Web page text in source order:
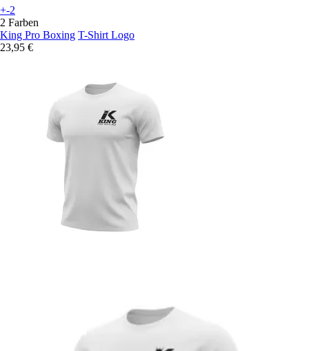
+-2
2 Farben
King Pro Boxing T-Shirt Logo
23,95 €